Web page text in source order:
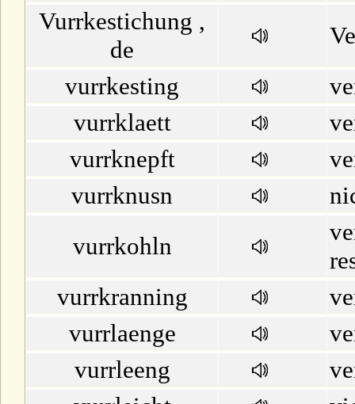
Vurrkestichung ,
de
vurrkesting
vurrklaett
vurrknepft
vurrknusn
vurrkohln
vurrkranning
vurrlaenge
vurrleeng